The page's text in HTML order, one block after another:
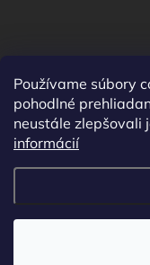
Používame súbory
pohodlné
neustále zlepšovali
informácií